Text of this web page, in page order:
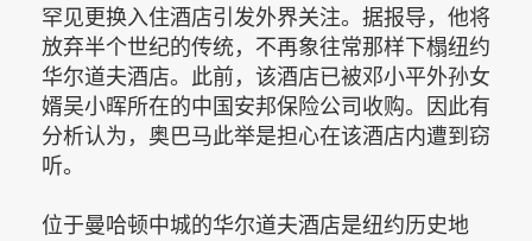
罕见更换入住酒店引发外界关注。据报导，他将
放弃半个世纪的传统，不再象往常那样下榻纽约
华尔道夫酒店。此前，该酒店已被邓小平外孙女
婿吴小晖所在的中国安邦保险公司收购。因此有
分析认为，奥巴马此举是担心在该酒店内遭到窃
听。
位于曼哈顿中城的华尔道夫酒店是纽约历史地